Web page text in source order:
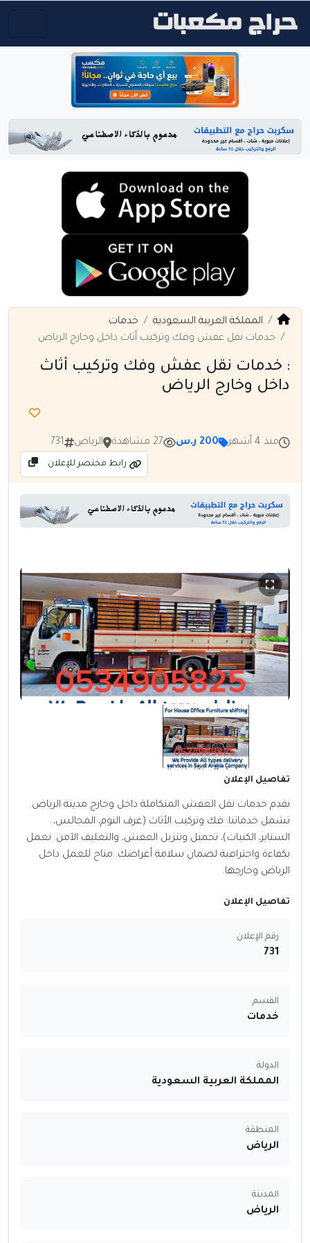
المملكة العربية السعودية
خدمات
خدمات نقل عفش وفك وتركيب أثاث داخل وخارج الرياض
: خدمات نقل عفش وفك وتركيب أثاث
داخل وخارج الرياض
منذ 4 أشهر 200 ر.س 27 مشاهدة الرياض 731
رابط مختصر للإعلان
تفاصيل الإعلان
نقدم خدمات نقل العفش المتكاملة داخل وخارج مدينة الرياض.
تشمل خدماتنا: فك وتركيب الأثاث (غرف النوم، المجالس،
الستاير، الكنبات)، تحميل وتنزيل العفش، والتغليف الآمن. نعمل
بكفاءة واحترافية لضمان سلامة أغراضك. متاح للعمل داخل
الرياض وخارجها.
تفاصيل الإعلان
رقم الإعلان
731
القسم
خدمات
الدولة
المملكة العربية السعودية
المنطقة
الرياض
المدينة
الرياض